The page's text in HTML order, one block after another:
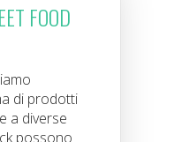
FOOD
di prodotti
a diverse
possono